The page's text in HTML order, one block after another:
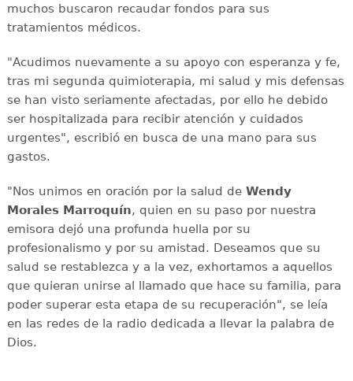
muchos buscaron recaudar fondos para sus
tratamientos médicos.
"Acudimos nuevamente a su apoyo con esperanza y fe,
tras mi segunda quimioterapia, mi salud y mis defensas
se han visto seriamente afectadas, por ello he debido
ser hospitalizada para recibir atención y cuidados
urgentes", escribió en busca de una mano para sus
gastos.
"Nos unimos en oración por la salud de Wendy
Morales Marroquín, quien en su paso por nuestra
emisora dejó una profunda huella por su
profesionalismo y por su amistad. Deseamos que su
salud se restablezca y a la vez, exhortamos a aquellos
que quieran unirse al llamado que hace su familia, para
poder superar esta etapa de su recuperación", se leía
en las redes de la radio dedicada a llevar la palabra de
Dios.